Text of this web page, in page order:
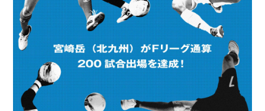
戦績表
警告・退場・出場停止選手
個人ランキング｜ゴール
個人ランキング｜シュート
個人ランキング｜シュート成功率
個人ランキング｜第2PK
ボルクバレット北九州
バサジィ大分
メットライフ生命Ｆ２リーグ
ヴォスクオーレ仙台
マルバ水戸FC
リーグ要項
クラブライセンス関連
アリーナ観戦マナー&ルール
ディビジョン1 試合記録
ディビジョン2 試合記録
Ｆリーグカップ 試合記録
リーグ統計データ
ABeam AWARD
DIVISION 01